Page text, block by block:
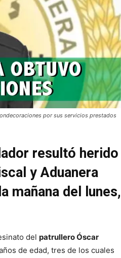
por sus servicios prestados
resultó herido
y Aduanera
mañana del lunes,
del patrullero Óscar
de edad, tres de los cuales